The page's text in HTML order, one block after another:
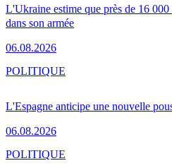
L'Ukraine estime que près de 16
dans son armée
06.08.2026
L'Espagne anticipe une nouvelle
06.08.2026
POLITIQUE
POLITIQUE